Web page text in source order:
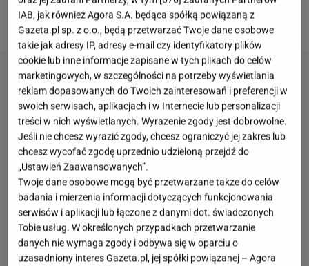
chwila w kuchni i odrobina kulinarnej odwagi.
IAB, jak również Agora S.A. będąca spółką powiązaną z
Gazeta.pl sp. z o.o., będą przetwarzać Twoje dane osobowe
takie jak adresy IP, adresy e-mail czy identyfikatory plików
cookie lub inne informacje zapisane w tych plikach do celów
marketingowych, w szczególności na potrzeby wyświetlania
reklam dopasowanych do Twoich zainteresowań i preferencji w
swoich serwisach, aplikacjach i w Internecie lub personalizacji
treści w nich wyświetlanych. Wyrażenie zgody jest dobrowolne.
Jeśli nie chcesz wyrazić zgody, chcesz ograniczyć jej zakres lub
chcesz wycofać zgodę uprzednio udzieloną przejdź do
„Ustawień Zaawansowanych”.
Twoje dane osobowe mogą być przetwarzane także do celów
badania i mierzenia informacji dotyczących funkcjonowania
serwisów i aplikacji lub łączone z danymi dot. świadczonych
Tobie usług. W określonych przypadkach przetwarzanie
danych nie wymaga zgody i odbywa się w oparciu o
uzasadniony interes Gazeta.pl, jej spółki powiązanej – Agora